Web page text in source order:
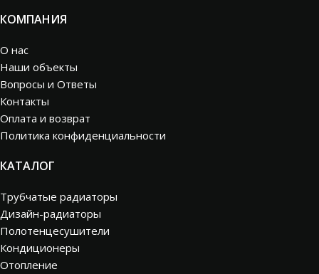
КОМПАНИЯ
О нас
Наши объекты
Вопросы и Ответы
Контакты
Оплата и возврат
Политика конфиденциальности
КАТАЛОГ
Трубчатые радиаторы
Дизайн-радиаторы
Полотенцесушители
Кондиционеры
Отопление